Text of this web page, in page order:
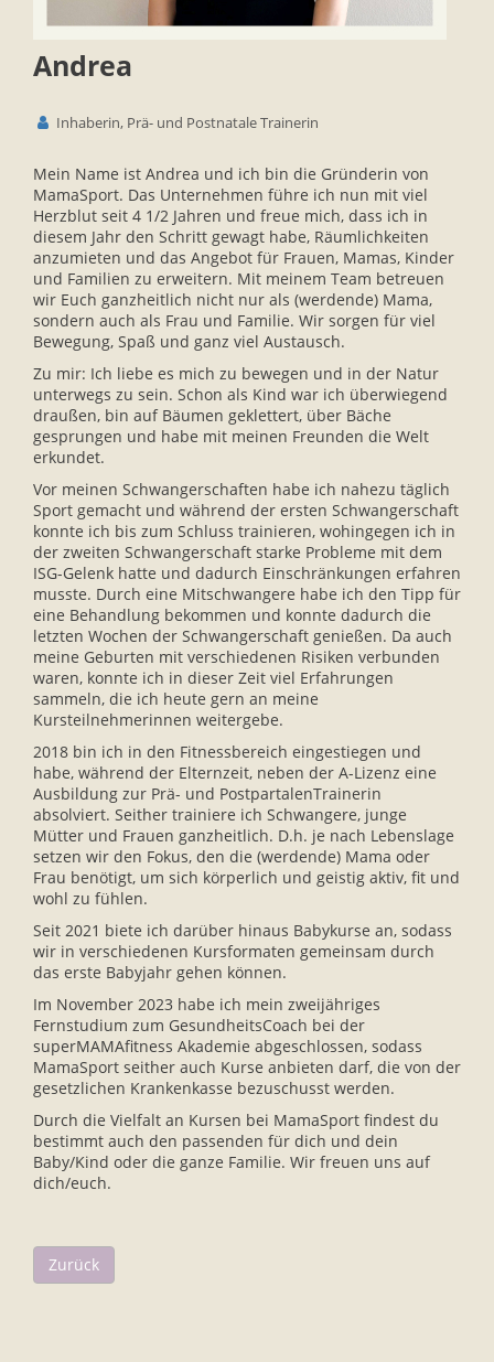
Andrea
Inhaberin, Prä- und Postnatale Trainerin
Mein Name ist Andrea und ich bin die Gründerin von
MamaSport. Das Unternehmen führe ich nun mit viel
Herzblut seit 4 1/2 Jahren und freue mich, dass ich in
diesem Jahr den Schritt gewagt habe, Räumlichkeiten
anzumieten und das Angebot für Frauen, Mamas, Kinder
und Familien zu erweitern. Mit meinem Team betreuen
wir Euch ganzheitlich nicht nur als (werdende) Mama,
sondern auch als Frau und Familie. Wir sorgen für viel
Bewegung, Spaß und ganz viel Austausch.
Zu mir: Ich liebe es mich zu bewegen und in der Natur
unterwegs zu sein. Schon als Kind war ich überwiegend
draußen, bin auf Bäumen geklettert, über Bäche
gesprungen und habe mit meinen Freunden die Welt
erkundet.
Vor meinen Schwangerschaften habe ich nahezu täglich
Sport gemacht und während der ersten Schwangerschaft
konnte ich bis zum Schluss trainieren, wohingegen ich in
der zweiten Schwangerschaft starke Probleme mit dem
ISG-Gelenk hatte und dadurch Einschränkungen erfahren
musste. Durch eine Mitschwangere habe ich den Tipp für
eine Behandlung bekommen und konnte dadurch die
letzten Wochen der Schwangerschaft genießen. Da auch
meine Geburten mit verschiedenen Risiken verbunden
waren, konnte ich in dieser Zeit viel Erfahrungen
sammeln, die ich heute gern an meine
Kursteilnehmerinnen weitergebe.
2018 bin ich in den Fitnessbereich eingestiegen und
habe, während der Elternzeit, neben der A-Lizenz eine
Ausbildung zur Prä- und PostpartalenTrainerin
absolviert. Seither trainiere ich Schwangere, junge
Mütter und Frauen ganzheitlich. D.h. je nach Lebenslage
setzen wir den Fokus, den die (werdende) Mama oder
Frau benötigt, um sich körperlich und geistig aktiv, fit und
wohl zu fühlen.
Seit 2021 biete ich darüber hinaus Babykurse an, sodass
wir in verschiedenen Kursformaten gemeinsam durch
das erste Babyjahr gehen können.
Im November 2023 habe ich mein zweijähriges
Fernstudium zum GesundheitsCoach bei der
superMAMAfitness Akademie abgeschlossen, sodass
MamaSport seither auch Kurse anbieten darf, die von der
gesetzlichen Krankenkasse bezuschusst werden.
Durch die Vielfalt an Kursen bei MamaSport findest du
bestimmt auch den passenden für dich und dein
Baby/Kind oder die ganze Familie. Wir freuen uns auf
dich/euch.
Zurück